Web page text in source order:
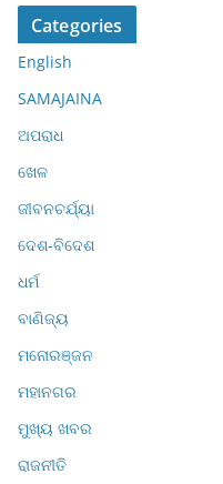
Categories
English
SAMAJAINA
ଅପରାଧ
ଖେଳ
ଜୀବନଚର୍ଯ୍ୟା
ଦେଶ-ବିଦେଶ
ଧର୍ମ
ବାଣିଜ୍ୟ
ମନୋରଞ୍ଜନ
ମହାନଗର
ମୁଖ୍ୟ ଖବର
ରାଜନୀତି